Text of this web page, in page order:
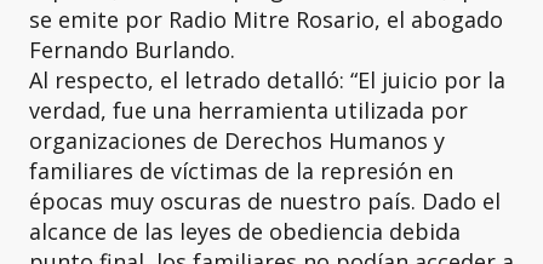
se emite por Radio Mitre Rosario, el abogado
Fernando Burlando.
Al respecto, el letrado detalló: “El juicio por la
verdad, fue una herramienta utilizada por
organizaciones de Derechos Humanos y
familiares de víctimas de la represión en
épocas muy oscuras de nuestro país. Dado el
alcance de las leyes de obediencia debida